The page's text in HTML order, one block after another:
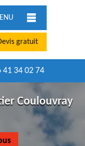
gratuit
41 34 02 74
Coulouvray